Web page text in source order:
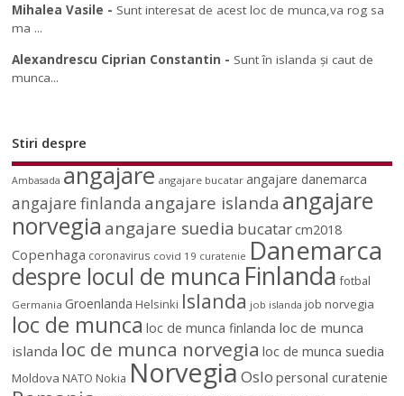
Mihalea Vasile - Sunt interesat de acest loc de munca,va rog sa
ma ...
Alexandrescu Ciprian Constantin - Sunt în islanda și caut de
munca...
Stiri despre
Ambasada angajare angajare bucatar angajare danemarca
angajare finlanda angajare islanda angajare
norvegia angajare suedia bucatarcm2018
Copenhaga coronavirus covid 19 curatenie Danemarca
despre locul de munca Finlanda fotbal
Germania Groenlanda Helsinki Islanda job islanda job norvegia
loc de munca loc de munca finlanda loc de munca
islanda loc de munca norvegia loc de munca suedia
Moldova NATO Nokia NorvegiaOslo personal curatenie